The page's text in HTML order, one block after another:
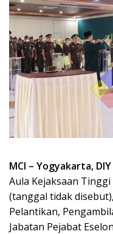
MCI – Yogyakarta,
Aula Kejaksaan
(tanggal tidak
Pelantikan,
Jabatan Pejabat